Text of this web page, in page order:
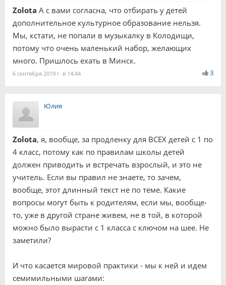
Zolota А с вами согласна, что отбирать у детей
дополнительное культурное образование нельзя.
Мы, кстати, не попали в музыкалку в Колодищи,
потому что очень маленький набор, желающих
много. Пришлось ехать в Минск.
6 сентября 2019 г. в 14:44 3
Юлия
Zolota, я, вообще, за продленку для ВСЕХ детей с 1 по
4 класс, потому как по правилам школы детей
должен приводить и встречать взрослый, и это не
учитель. Если вы правил не знаете, то зачем,
вообще, этот длинный текст не по теме. Какие
вопросы могут быть к родителям, если мы, вообще-
то, уже в другой стране живем, не в той, в которой
можно было вырасти с 1 класса с ключом на шее. Не
заметили?
И что касается мировой практики - мы к ней и идем
семимильными шагами: